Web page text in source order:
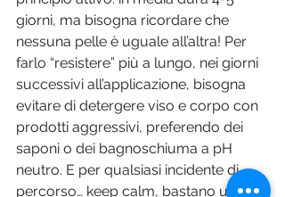
giorni, ma bisogna ricordare che
nessuna pelle è uguale all’altra! Per
farlo “resistere” più a lungo, nei giorni
successivi all’applicazione, bisogna
evitare di detergere viso e corpo con
prodotti aggressivi, preferendo dei
saponi o dei bagnoschiuma a pH
neutro. E per qualsiasi incidente di
percorso… keep calm, bastano un po’